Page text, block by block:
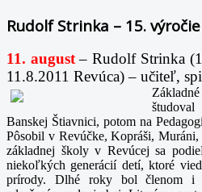
Rudolf Strinka – 15.
11. august – Rudolf Strinka
11.8.2011 Revúca) – učiteľ,
Banskej Štiavnici, potom na
Pôsobil v Revúčke, Kopráši,
základnej školy v Revúcej sa
niekoľkých generácií detí, ktoré
prírody. Dlhé roky bol členom i